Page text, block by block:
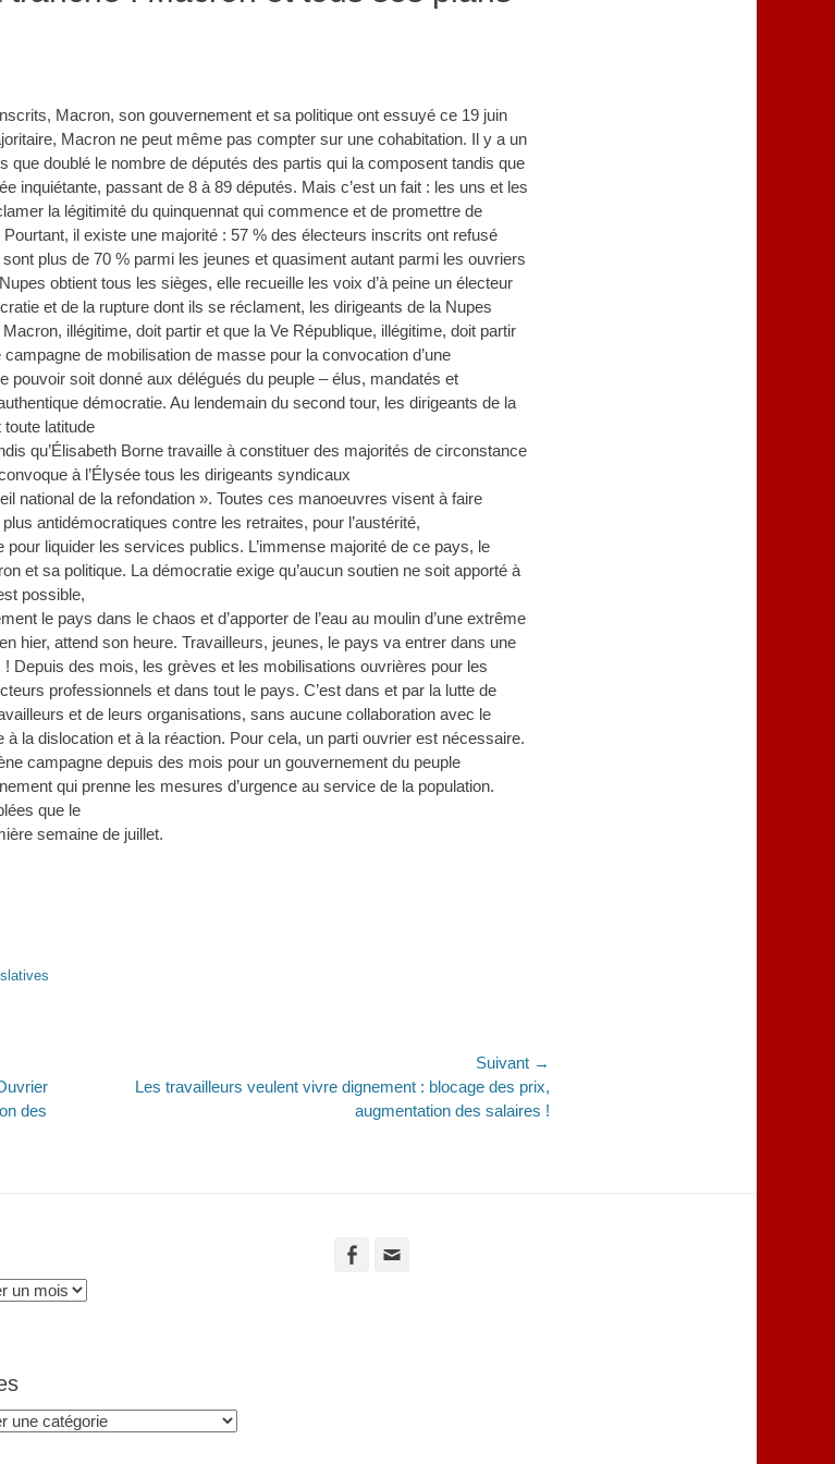
Macron, son gouvernement et sa politique ont essuyé ce 19 juin
Macron ne peut même pas compter sur une cohabitation. Il y a un
que doublé le nombre de députés des partis qui la composent tandis que
inquiétante, passant de 8 à 89 députés. Mais c’est un fait : les uns et les
la légitimité du quinquennat qui commence et de promettre de
il existe une majorité : 57 % des électeurs inscrits ont refusé
plus de 70 % parmi les jeunes et quasiment autant parmi les ouvriers
obtient tous les sièges, elle recueille les voix d’à peine un électeur
et de la rupture dont ils se réclament, les dirigeants de la Nupes
illégitime, doit partir et que la Ve République, illégitime, doit partir
de mobilisation de masse pour la convocation d’une
pouvoir soit donné aux délégués du peuple – élus, mandatés et
démocratie. Au lendemain du second tour, les dirigeants de la
toute latitude
qu’Élisabeth Borne travaille à constituer des majorités de circonstance
à l’Élysée tous les dirigeants syndicaux
national de la refondation ». Toutes ces manoeuvres visent à faire
antidémocratiques contre les retraites, pour l’austérité,
liquider les services publics. L’immense majorité de ce pays, le
et sa politique. La démocratie exige qu’aucun soutien ne soit apporté à
possible,
le pays dans le chaos et d’apporter de l’eau au moulin d’une extrême
hier, attend son heure. Travailleurs, jeunes, le pays va entrer dans une
Depuis des mois, les grèves et les mobilisations ouvrières pour les
professionnels et dans tout le pays. C’est dans et par la lutte de
et de leurs organisations, sans aucune collaboration avec le
la dislocation et à la réaction. Pour cela, un parti ouvrier est nécessaire.
campagne depuis des mois pour un gouvernement du peuple
qui prenne les mesures d’urgence au service de la population.
que le
semaine de juillet.
des
Suivant →
ArticleLes travailleurs veulent vivre dignement : blocage des prix,
augmentation des salaires !
Facebook